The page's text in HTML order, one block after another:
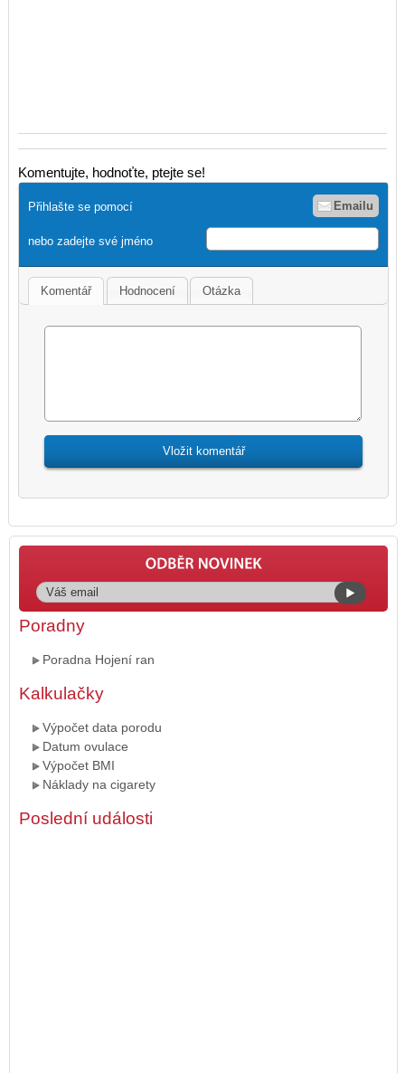
Komentujte, hodnoťte, ptejte se!
Přihlašte se pomocí Emailu
nebo zadejte své jméno
Komentář Hodnocení Otázka
Poradny
Poradna Hojení ran
Kalkulačky
Výpočet data porodu
Datum ovulace
Výpočet BMI
Náklady na cigarety
Poslední události